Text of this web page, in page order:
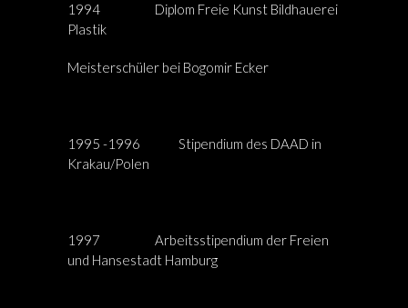
1994 Diplom Freie Kunst Bildhauerei
Plastik
Meisterschüler bei Bogomir Ecker
1995 -1996 Stipendium des DAAD in
Krakau/Polen
1997 Arbeitsstipendium der Freien
und Hansestadt Hamburg